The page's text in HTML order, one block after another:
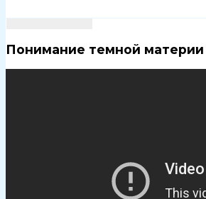
Понимание темной материи